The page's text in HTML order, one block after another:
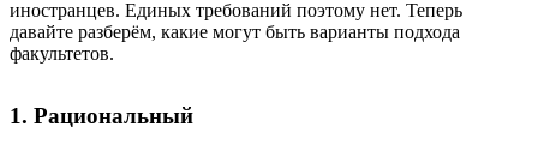
иностранцев. Единых требований поэтому нет. Теперь
давайте разберём, какие могут быть варианты подхода
факультетов.
1. Рациональный